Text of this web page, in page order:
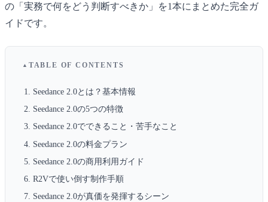
の「実務で何をどう判断すべきか」を1本にまとめた完全ガ
イドです。
TABLE OF CONTENTS
Seedance 2.0とは？基本情報
Seedance 2.0の5つの特徴
Seedance 2.0でできること・苦手なこと
Seedance 2.0の料金プラン
Seedance 2.0の商用利用ガイド
R2Vで使い倒す制作手順
Seedance 2.0が真価を発揮するシーン